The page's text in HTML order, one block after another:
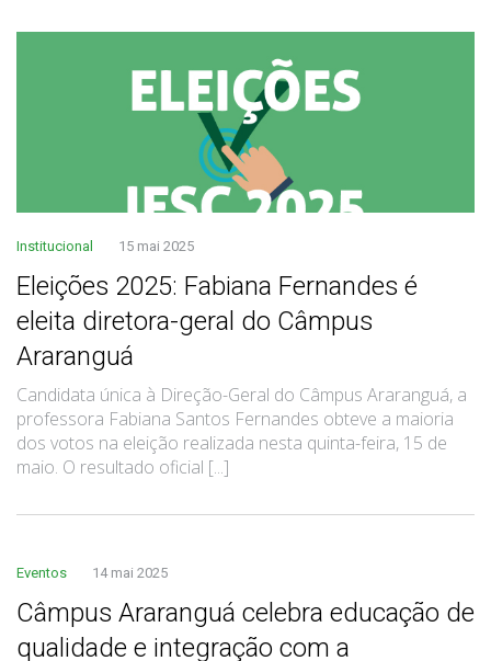
Institucional 15 mai 2025
Eleições 2025: Fabiana Fernandes é
eleita diretora-geral do Câmpus
Araranguá
Candidata única à Direção-Geral do Câmpus Araranguá, a
professora Fabiana Santos Fernandes obteve a maioria
dos votos na eleição realizada nesta quinta-feira, 15 de
maio. O resultado oficial [...]
Eventos 14 mai 2025
Câmpus Araranguá celebra educação de
qualidade e integração com a